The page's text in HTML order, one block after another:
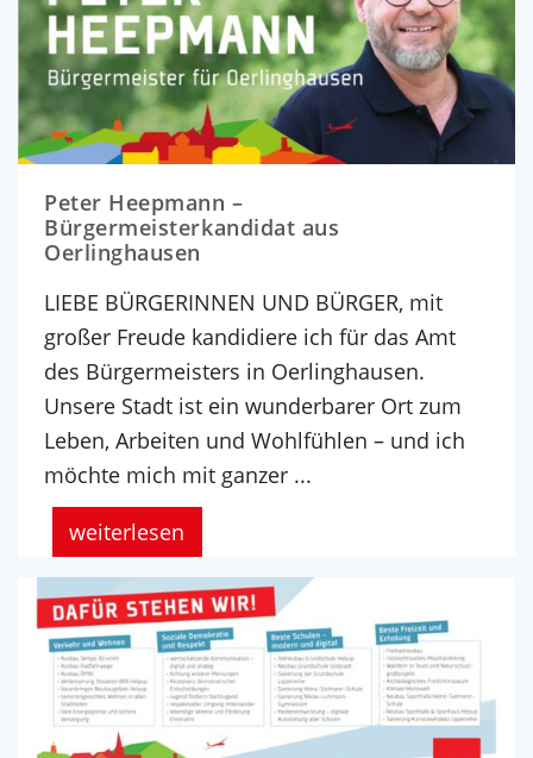
Peter Heepmann –
Bürgermeisterkandidat aus
Oerlinghausen
LIEBE BÜRGERINNEN UND BÜRGER, mit
großer Freude kandidiere ich für das Amt
des Bürgermeisters in Oerlinghausen.
Unsere Stadt ist ein wunderbarer Ort zum
Leben, Arbeiten und Wohlfühlen – und ich
möchte mich mit ganzer ...
weiterlesen